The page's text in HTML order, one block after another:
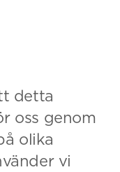
detta
oss genom
olika
vi